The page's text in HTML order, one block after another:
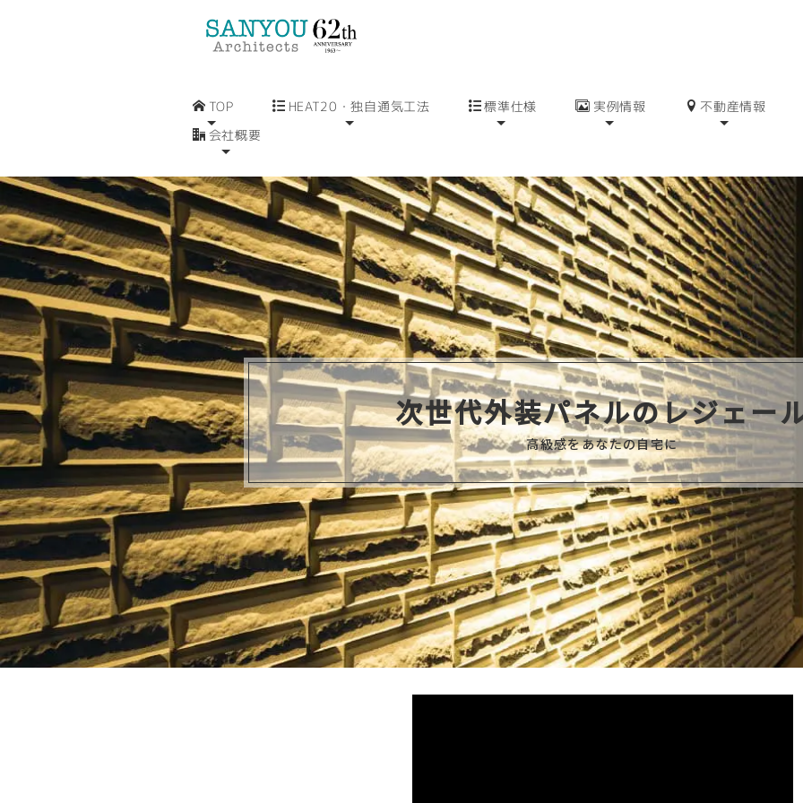
TOP HEAT20・独自通気工法 標準仕様 実例情報
不動産情報
会社概要
次世代外装パネルのレジェー
高級感をあなたの自宅に